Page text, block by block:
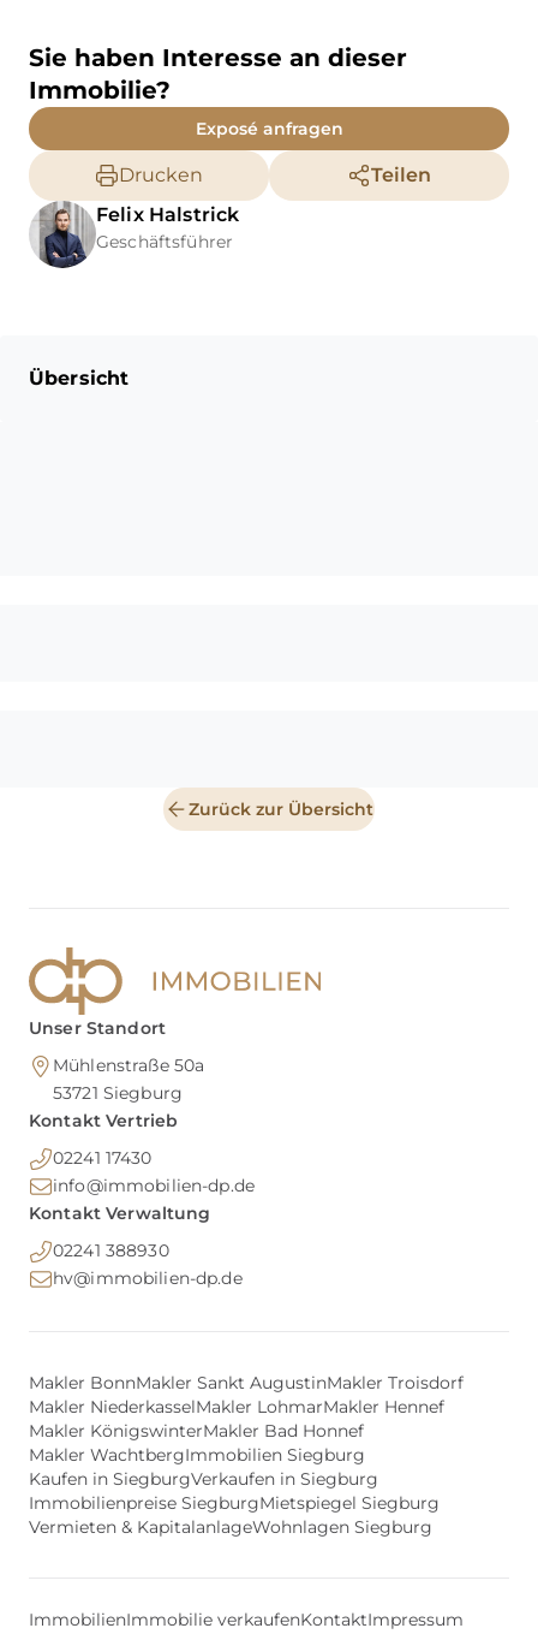
Sie haben Interesse an dieser
Immobilie?
Exposé anfragen
Drucken
Teilen
Felix Halstrick
Geschäftsführer
Übersicht
Zurück zur Übersicht
Unser Standort
Mühlenstraße 50a
53721 Siegburg
Kontakt Vertrieb
02241 17430
info@immobilien-dp.de
Kontakt Verwaltung
02241 388930
hv@immobilien-dp.de
Makler BonnMakler Sankt AugustinMakler Troisdorf
Makler NiederkasselMakler LohmarMakler Hennef
Makler KönigswinterMakler Bad Honnef
Makler WachtbergImmobilien Siegburg
Kaufen in SiegburgVerkaufen in Siegburg
Immobilienpreise SiegburgMietspiegel Siegburg
Vermieten & KapitalanlageWohnlagen Siegburg
ImmobilienImmobilie verkaufenKontaktImpressum